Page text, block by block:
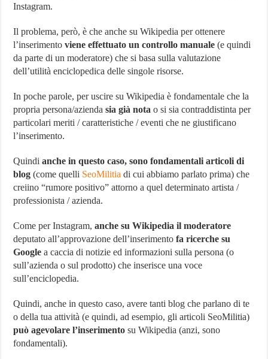
Instagram.
Il problema, però, è che anche su Wikipedia per ottenere
l’inserimento viene effettuato un controllo manuale (e quindi
da parte di un moderatore) che si basa sulla valutazione
dell’utilità enciclopedica delle singole risorse.
In poche parole, per uscire su Wikipedia è fondamentale che la
propria persona/aziendasia già nota o si sia contraddistinta per
particolari meriti / caratteristiche / eventi che ne giustificano
l’inserimento.
Quindianche in questo caso, sono fondamentali articoli di
blog (come quelli SeoMilitia di cui abbiamo parlato prima) che
creiino “rumore positivo” attorno a quel determinato artista /
professionista / azienda.
Come per Instagram,anche su Wikipedia il moderatore
deputato all’approvazione dell’inserimentofa ricerche su
Google a caccia di notizie ed informazioni sulla persona (o
sull’azienda o sul prodotto) che inserisce una voce
sull’enciclopedia.
Quindi, anche in questo caso, avere tanti blog che parlano di te
o della tua attività (e quindi, ad esempio, gli articoli SeoMilitia)
può agevolare l’inserimento su Wikipedia (anzi, sono
fondamentali).